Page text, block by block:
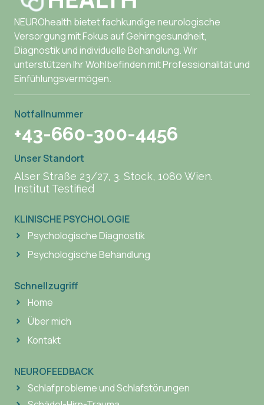
NEUROhealth bietet fachkundige neurologische
Versorgung mit Fokus auf Gehirngesundheit,
Diagnostik und individuelle Behandlung. Wir
unterstützen Ihr Wohlbefinden mit Professionalität und
Einfühlungsvermögen.
Notfallnummer
+43-660-300-4456
Unser Standort
Alser Straße 23/27, 3. Stock, 1080 Wien.
Institut Testified
KLINISCHE PSYCHOLOGIE
Psychologische Diagnostik
Psychologische Behandlung
Schnellzugriff
Home
Über mich
Kontakt
NEUROFEEDBACK
Schlafprobleme und Schlafstörungen